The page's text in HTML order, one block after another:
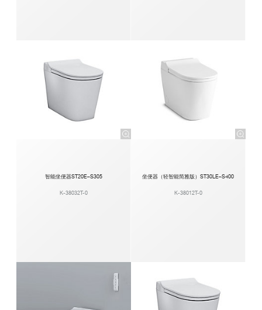
智能坐便器ST20E–S305
K-38032T-0
坐便器（轻智能简雅版）ST30LE–S400
K-38012T-0